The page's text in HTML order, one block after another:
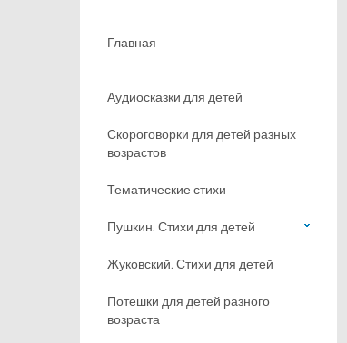
Главная
Аудиосказки для детей
Скороговорки для детей разных
возрастов
Тематические стихи
Пушкин. Стихи для детей
Жуковский. Стихи для детей
Потешки для детей разного
возраста